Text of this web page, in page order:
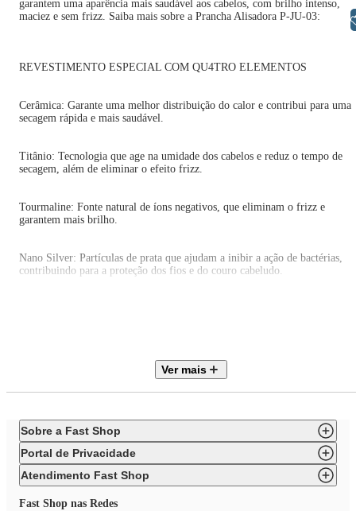
garantem uma aparência mais saudável aos cabelos, com brilho intenso,
maciez e sem frizz. Saiba mais sobre a Prancha Alisadora P-JU-03:
REVESTIMENTO ESPECIAL COM QU4TRO ELEMENTOS
Cerâmica: Garante uma melhor distribuição do calor e contribui para uma
secagem rápida e mais saudável.
Titânio: Tecnologia que age na umidade dos cabelos e reduz o tempo de
secagem, além de eliminar o efeito frizz.
Tourmaline: Fonte natural de íons negativos, que eliminam o frizz e
garantem mais brilho.
Nano Silver: Partículas de prata que ajudam a inibir a ação de bactérias,
contribuindo para a proteção dos fios e do couro cabeludo.
BIVOLT: Pode ser utilizada em ambas voltagens: 127V e 220V. Liberdade
de usar sua prancha em qualquer lugar!
Ver mais
Sobre a Fast Shop
Portal de Privacidade
Atendimento Fast Shop
Fast Shop nas Redes
Libras